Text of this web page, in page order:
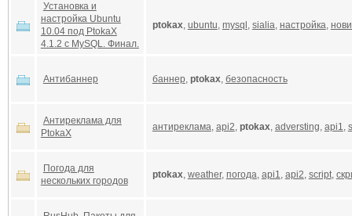
Установка и
настройка Ubuntu
10.04 под PtokaX
4.1.2 с MySQL. Финал.
ptokax, ubuntu, mysql , sialia, настройка,
Антибаннер баннер, ptokax, безопасность
Антиреклама для
PtokaX
антиреклама, api2, ptokax, adversting, api1,
Погода для
нескольких городов
ptokax, weather, погода, api1, api2, script,